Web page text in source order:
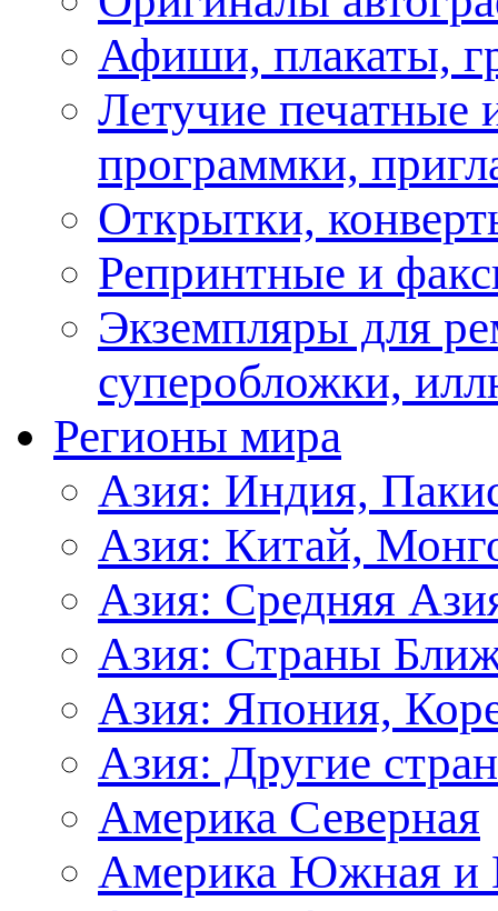
Афиши, плакаты,
Летучие печатные
программки,
Открытки,
Репринтные и
Экземпляры для
суперобложки,
Регионы мира
Азия: Индия,
Азия: Китай,
Азия: Средняя
Азия: Страны
Азия: Япония,
Азия: Другие
Америка Северная
Америка Южная и